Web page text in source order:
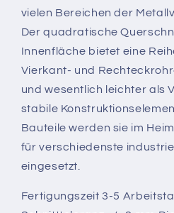
vielen Bereichen der
Der quadratische
Innenfläche bietet eine
Vierkant- und
und wesentlich leichter als
stabile
Bauteile werden sie im
für verschiedenste
eingesetzt.
Fertigungszeit 3-5